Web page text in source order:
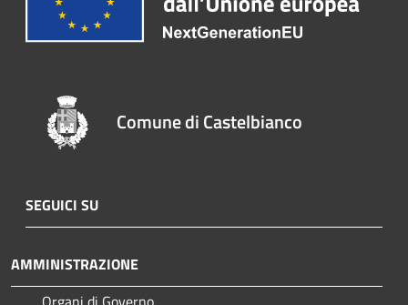
Comune di Castelbianco
SEGUICI SU
AMMINISTRAZIONE